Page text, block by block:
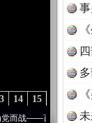
15
14
百年“纪”事⑧加强纪
读